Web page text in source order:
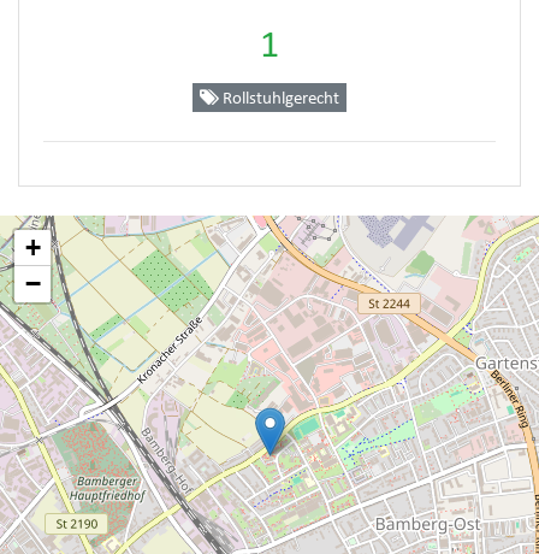
1
Rollstuhlgerecht
+
−